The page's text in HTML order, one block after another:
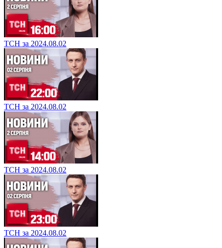
ТСН за 2024.08.02
ТСН за 2024.08.02
ТСН за 2024.08.02
ТСН за 2024.08.02